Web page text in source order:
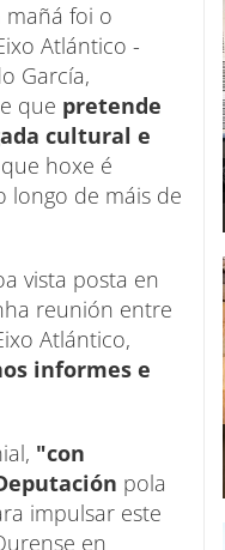
foi o
Atlántico -
García,
que pretende
cultural e
hoxe é
longo de máis de
vista posta en
reunión entre
Atlántico,
informes e
"con
pola
impulsar este
en